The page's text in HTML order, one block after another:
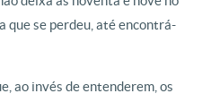
que se perdeu, até encontrá-
ao invés de entenderem, os